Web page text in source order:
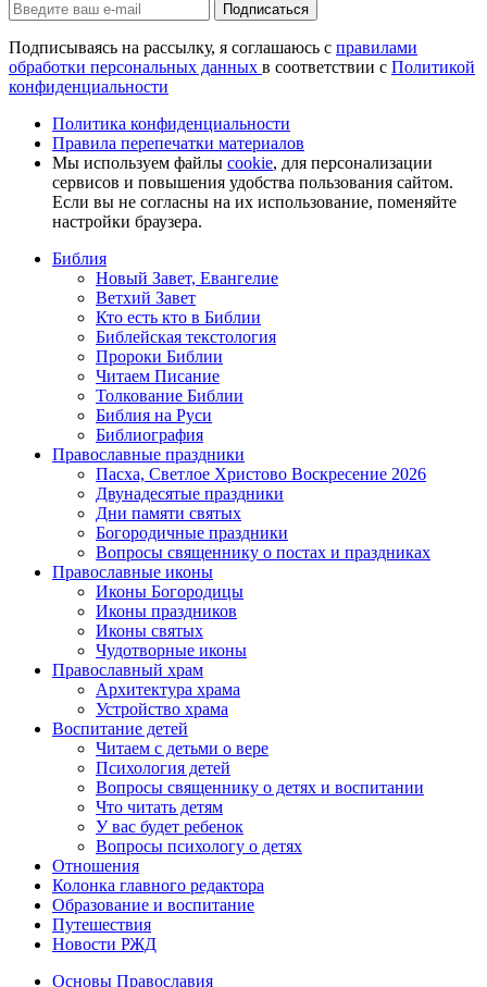
Подписаться
Подписываясь на рассылку, я соглашаюсь с правилами
обработки персональных данных в соответствии с Политикой
конфиденциальности
Политика конфиденциальности
Правила перепечатки материалов
Мы используем файлы cookie, для персонализации
сервисов и повышения удобства пользования сайтом.
Если вы не согласны на их использование, поменяйте
настройки браузера.
Библия
Новый Завет, Евангелие
Ветхий Завет
Кто есть кто в Библии
Библейская текстология
Пророки Библии
Читаем Писание
Толкование Библии
Библия на Руси
Библиография
Православные праздники
Пасха, Светлое Христово Воскресение 2026
Двунадесятые праздники
Дни памяти святых
Богородичные праздники
Вопросы священнику о постах и праздниках
Православные иконы
Иконы Богородицы
Иконы праздников
Иконы святых
Чудотворные иконы
Православный храм
Архитектура храма
Устройство храма
Воспитание детей
Читаем с детьми о вере
Психология детей
Вопросы священнику о детях и воспитании
Что читать детям
У вас будет ребенок
Вопросы психологу о детях
Отношения
Колонка главного редактора
Образование и воспитание
Путешествия
Новости РЖД
Основы Православия